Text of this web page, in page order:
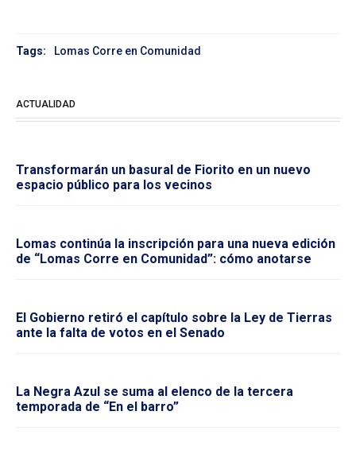
Tags: Lomas Corre en Comunidad
ACTUALIDAD
Transformarán un basural de Fiorito en un nuevo
espacio público para los vecinos
Lomas continúa la inscripción para una nueva edición
de “Lomas Corre en Comunidad”: cómo anotarse
El Gobierno retiró el capítulo sobre la Ley de Tierras
ante la falta de votos en el Senado
La Negra Azul se suma al elenco de la tercera
temporada de “En el barro”